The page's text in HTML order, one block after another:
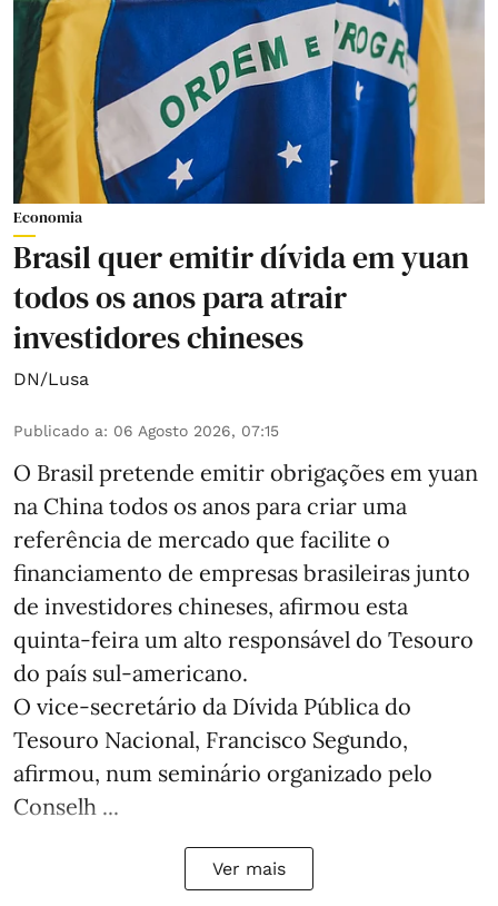
Economia
Brasil quer emitir dívida em yuan
todos os anos para atrair
investidores chineses
DN/Lusa
Publicado a: 06 Agosto 2026, 07:15
O Brasil pretende emitir obrigações em yuan
na China todos os anos para criar uma
referência de mercado que facilite o
financiamento de empresas brasileiras junto
de investidores chineses, afirmou esta
quinta-feira um alto responsável do Tesouro
do país sul-americano.
O vice-secretário da Dívida Pública do
Tesouro Nacional, Francisco Segundo,
afirmou, num seminário organizado pelo
Conselh ...
Ver mais